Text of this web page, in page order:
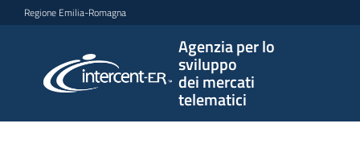
Vai al contenuto
Vai alla navigazione
Vai al footer
Regione Emilia-Romagna
Agenzia per lo
sviluppo
dei mercati
telematici
per lo
sviluppo